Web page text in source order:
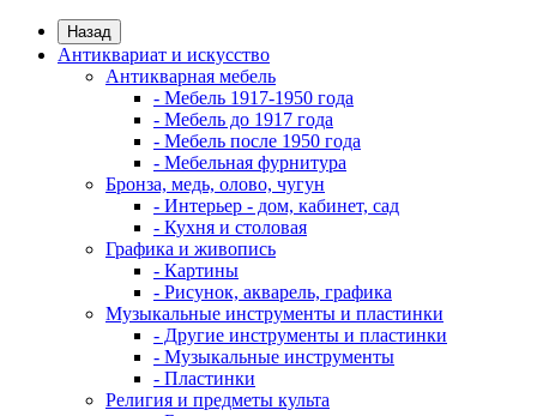
Назад
Антиквариат и искусство
Антикварная мебель
- Мебель 1917-1950 года
- Мебель до 1917 года
- Мебель после 1950 года
- Мебельная фурнитура
Бронза, медь, олово, чугун
- Интерьер - дом, кабинет, сад
- Кухня и столовая
Графика и живопись
- Картины
- Рисунок, акварель, графика
Музыкальные инструменты и пластинки
- Другие инструменты и пластинки
- Музыкальные инструменты
- Пластинки
Религия и предметы культа